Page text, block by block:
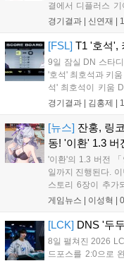
결에서 디플러스
현석의 메이킹과 '
경기결과 | 신연재
[FSL] T1 '호석',
9일 잠실 DN 스타
'호석' 최호석과 키
석' 최호석이 키움
진출했고, '찬'은 탈
경기결과 | 김홍제
[뉴스] 잔홍, 링
동! '이환' 1.3 버
'이환'의 1.3 버전
일까지 진행된다.
스토리 6장이 추가
등장한다. 여름 시
의성도 강화된다. 8
공되며, 상세 일정
게임뉴스 | 이성혁
[LCK] DNS '두
8일 펼쳐진 2026
드포스를 2:0으로